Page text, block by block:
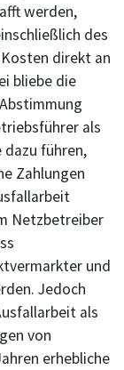
werden,
des
direkt an
bliebe die
als
dazu führen,
Zahlungen
Netzbetreiber
und
Jedoch
als
von
erhebliche